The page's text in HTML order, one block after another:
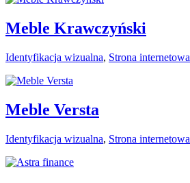
Meble Krawczyński
Identyfikacja wizualna, Strona internetowa
Meble Versta
Identyfikacja wizualna, Strona internetowa